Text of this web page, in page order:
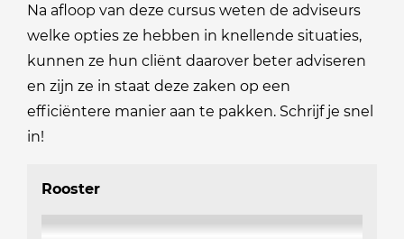
Na afloop van deze cursus weten de adviseurs
welke opties ze hebben in knellende situaties,
kunnen ze hun cliënt daarover beter adviseren
en zijn ze in staat deze zaken op een
efficiëntere manier aan te pakken. Schrijf je snel
in!
Rooster